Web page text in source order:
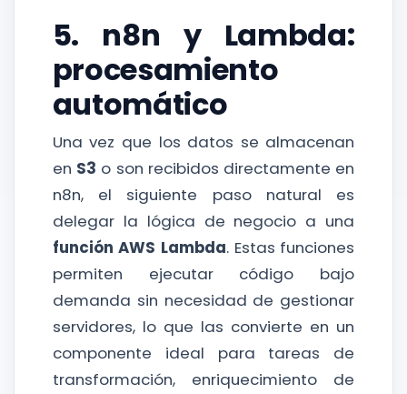
5. n8n y Lambda:
procesamiento
automático
Una vez que los datos se almacenan
en S3 o son recibidos directamente en
n8n, el siguiente paso natural es
delegar la lógica de negocio a una
función AWS Lambda. Estas funciones
permiten ejecutar código bajo
demanda sin necesidad de gestionar
servidores, lo que las convierte en un
componente ideal para tareas de
transformación, enriquecimiento de